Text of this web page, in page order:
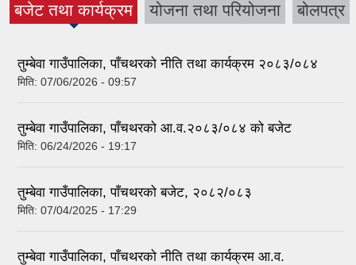
बजेट तथा कार्यक्रम
(active tab) योजना तथा परियोजना बोलपत्र
तुम्बेवा गाउँपालिका, पाँचथरको नीति तथा कार्यक्रम २०८३/०८४
मिति: 07/06/2026 - 09:57
तुम्बेवा गाउँपालिका, पाँचथरको आ.व.२०८३/०८४ को बजेट
मिति: 06/24/2026 - 19:17
तुम्बेवा गाउँपालिका, पाँचथरको बजेट, २०८२/०८३
मिति: 07/04/2025 - 17:29
तुम्बेवा गाउँपालिका, पाँचथरको नीति तथा कार्यक्रम आ‍.व.